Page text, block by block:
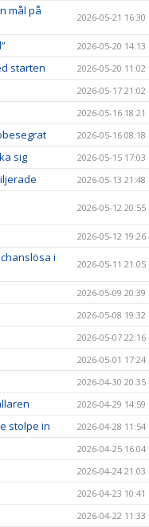
mål på
2026-05-21 16:30
2026-05-20 14:13
starten 2026-05-20 11:02
2026-05-17 21:02
2026-05-16 18:21
2026-05-16 08:18
sig 2026-05-15 17:03
2026-05-13 21:48
2026-05-12 20:55
2026-05-12 19:26
i
2026-05-11 21:05
2026-05-09 20:39
2026-05-08 19:32
2026-05-07 22:16
2026-05-01 17:24
2026-04-30 20:35
2026-04-29 14:59
stolpe in 2026-04-28 11:54
2026-04-25 16:04
2026-04-24 21:03
2026-04-23 10:41
2026-04-22 11:33